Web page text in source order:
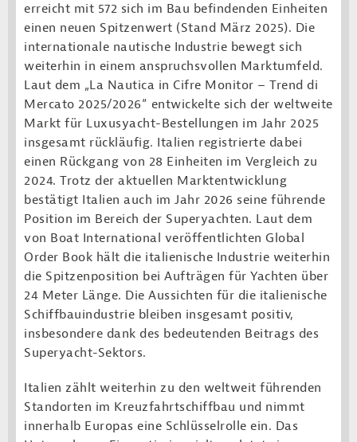
erreicht mit 572 sich im Bau befindenden Einheiten
einen neuen Spitzenwert (Stand März 2025). Die
internationale nautische Industrie bewegt sich
weiterhin in einem anspruchsvollen Marktumfeld.
Laut dem „La Nautica in Cifre Monitor – Trend di
Mercato 2025/2026“ entwickelte sich der weltweite
Markt für Luxusyacht-Bestellungen im Jahr 2025
insgesamt rückläufig. Italien registrierte dabei
einen Rückgang von 28 Einheiten im Vergleich zu
2024. Trotz der aktuellen Marktentwicklung
bestätigt Italien auch im Jahr 2026 seine führende
Position im Bereich der Superyachten. Laut dem
von Boat International veröffentlichten Global
Order Book hält die italienische Industrie weiterhin
die Spitzenposition bei Aufträgen für Yachten über
24 Meter Länge. Die Aussichten für die italienische
Schiffbauindustrie bleiben insgesamt positiv,
insbesondere dank des bedeutenden Beitrags des
Superyacht-Sektors.
Italien zählt weiterhin zu den weltweit führenden
Standorten im Kreuzfahrtschiffbau und nimmt
innerhalb Europas eine Schlüsselrolle ein. Das